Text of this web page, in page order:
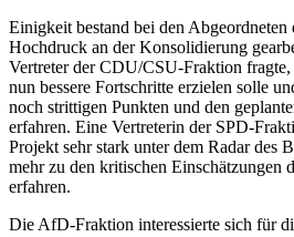
Einigkeit bestand bei den Abgeordneten
Hochdruck an der Konsolidierung
Vertreter der CDU/CSU-Fraktion
nun bessere Fortschritte erzielen solle
noch strittigen Punkten und den
erfahren. Eine Vertreterin der SPD-
Projekt sehr stark unter dem Radar des
mehr zu den kritischen Einschätzungen
erfahren.
Die AfD-Fraktion interessierte sich für